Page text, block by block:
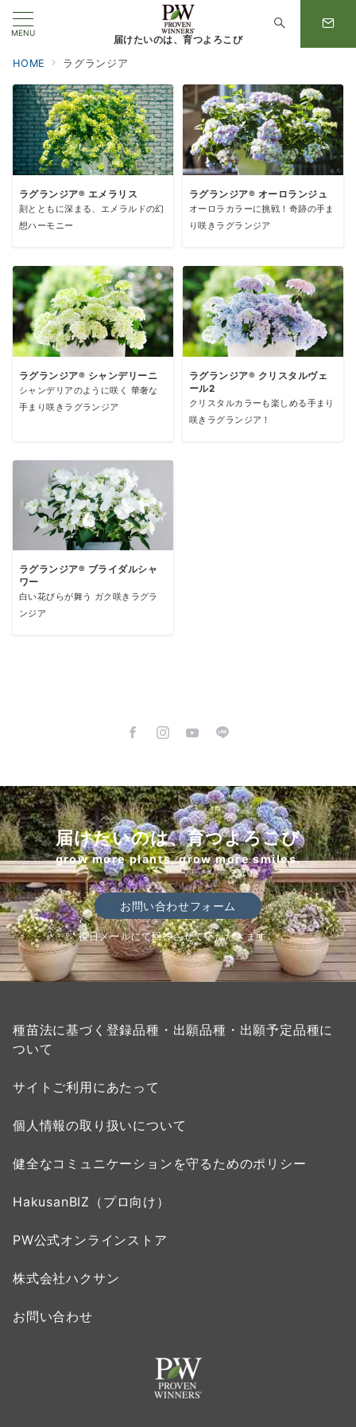
MENU
届けたいのは、育つよろこび
HOME ラグランジア
ラグランジア® エメラリス
刻とともに深まる、エメラルドの幻
想ハーモニー
ラグランジア® オーロランジュ
オーロラカラーに挑戦！奇跡の手ま
り咲きラグランジア
ラグランジア® シャンデリーニ
シャンデリアのように咲く 華奢な
手まり咲きラグランジア
ラグランジア® クリスタルヴェ
ール2
クリスタルカラーも楽しめる手まり
咲きラグランジア！
ラグランジア® ブライダルシャ
ワー
白い花びらが舞う ガク咲きラグラ
ンジア
届けたいのは、育つよろこび
grow more plants, grow more smiles.
お問い合わせフォーム
後日メールにて回答させていただきます。
種苗法に基づく登録品種・出願品種・出願予定品種に
ついて
サイトご利用にあたって
個人情報の取り扱いについて
健全なコミュニケーションを守るためのポリシー
HakusanBIZ（プロ向け）
PW公式オンラインストア
株式会社ハクサン
お問い合わせ